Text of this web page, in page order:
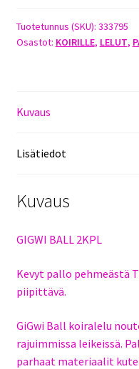
2-
PACK
Tuotetunnus (SKU): 333795
Osastot: KOIRILLE, LELUT,
Kuvaus
Lisätiedot
Kuvaus
GIGWI BALL 2KPL
Kevyt pallo pehmeästä
piipittävä.
GiGwi Ball koiralelu
rajuimmissa leikeissä.
parhaat materiaalit